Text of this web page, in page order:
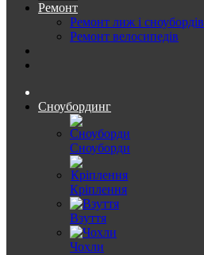
Ремонт
Ремонт лиж і сноубордів
Ремонт велосипедів
Сноубординг
Сноуборди
Кріплення
Взуття
Чохли